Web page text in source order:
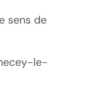
sens de
le-